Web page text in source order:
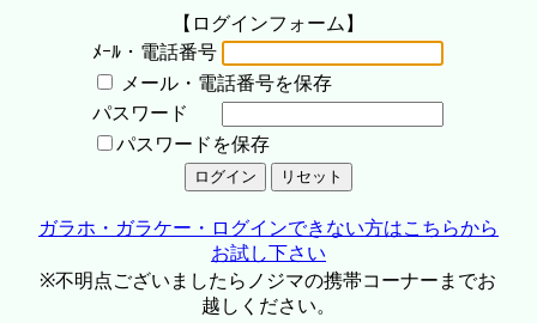
【ログインフォーム】
ﾒｰﾙ・電話番号
メール・電話番号を保存
パスワード
パスワードを保存
ガラホ・ガラケー・ログインできない方はこちらから
お試し下さい
※不明点ございましたらノジマの携帯コーナーまでお
越しください。